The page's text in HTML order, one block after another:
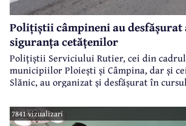
Polițiștii câmpineni au
siguranța cetățenilor
Polițiștii Serviciului Rutier, cei din
municipiilor Ploiești și Câmpina, dar și
Slănic, au organizat și desfășurat în
având ca obiectiv creșterea gradului de
cetățeanului.
7841 vizualizari